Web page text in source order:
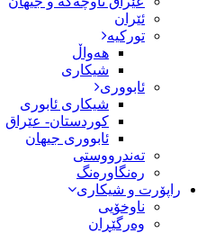
ئێران
تورکیە
هەواڵ
شیکاری
ئابووری
شیکاری ئابوری
کوردستان- عێراق
ئابووری جیهان
تەندرووستی
رەنگاورەنگ
راپۆرت و شیکاری
ناوخۆیی
وەرگێڕان